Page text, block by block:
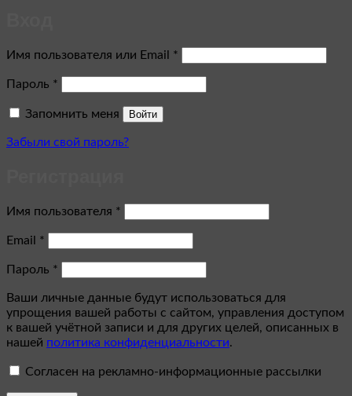
Имя пользователя или Email *
Пароль *
Запомнить меня Войти
Забыли свой пароль?
Имя пользователя *
Email *
Пароль *
Ваши личные данные будут использоваться для
упрощения вашей работы с сайтом, управления доступом
к вашей учётной записи и для других целей, описанных в
нашей политика конфиденциальности.
Согласен на рекламно-информационные рассылки